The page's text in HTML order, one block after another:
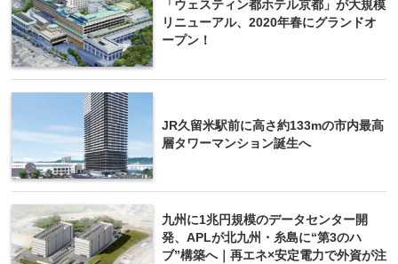
「ウェスティン都ホテル京都」が大規模
リニューアル、2020年春にグランドオ
ープン！
JR久留米駅前に高さ約133mの市内最高
層タワーマンション誕生へ
九州に1兆円規模のデータセンター開
発、APLが北九州・糸島に“第3のハ
ブ”構築へ｜再エネ×安定電力で外資が注